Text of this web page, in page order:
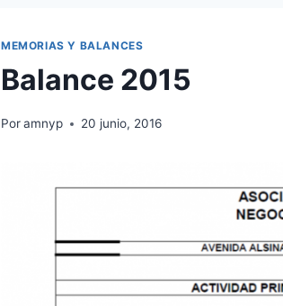
MEMORIAS Y BALANCES
Balance 2015
Poramnyp 20 junio, 2016